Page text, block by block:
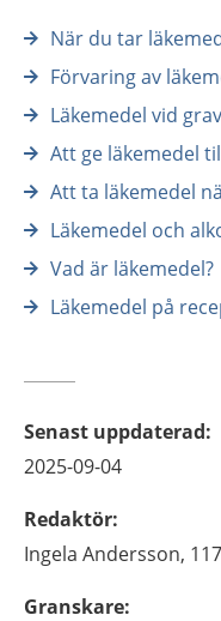
När du tar
Förvaring av
Läkemedel vid
Att ge läkemedel
Att ta läkemedel
Läkemedel och
Vad är läkemedel?
Läkemedel på
Senast uppdaterad:
2025-09-04
Redaktör:
Ingela Andersson,
Granskare: